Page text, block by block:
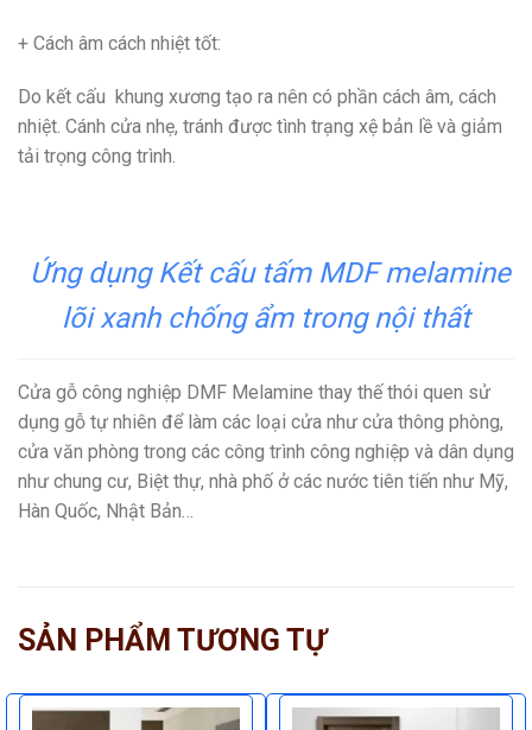
+ Cách âm cách nhiệt tốt:
Do kết cấu khung xương tạo ra nên có phần cách âm, cách
nhiệt. Cánh cửa nhẹ, tránh được tình trạng xệ bản lề và giảm
tải trọng công trình.
Ứng dụng Kết cấu tấm MDF melamine
lõi xanh chống ẩm trong nội thất
Cửa gỗ công nghiệp DMF Melamine thay thế thói quen sử
dụng gỗ tự nhiên để làm các loại cửa như cửa thông phòng,
cửa văn phòng trong các công trình công nghiệp và dân dụng
như chung cư, Biệt thự, nhà phố ở các nước tiên tiến như Mỹ,
Hàn Quốc, Nhật Bản…
SẢN PHẨM TƯƠNG TỰ